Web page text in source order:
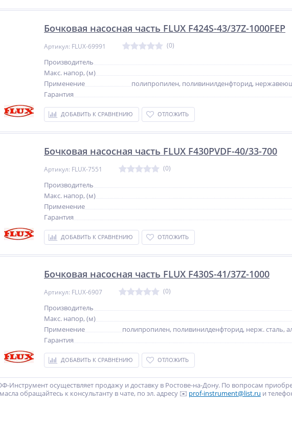
Бочковая насосная часть FLUX F424S-43/37Z-1000FEP
Артикул: FLUX-69991 (0)
Производитель
Макс. напор, (м)
Применение
полипропилен, поливинилденфторид,
Гарантия
ДОБАВИТЬ К СРАВНЕНИЮ ОТЛОЖИТЬ
Бочковая насосная часть FLUX F430PVDF-40/33-700
Артикул: FLUX-7551 (0)
Производитель
Макс. напор, (м)
Применение
Гарантия
ДОБАВИТЬ К СРАВНЕНИЮ ОТЛОЖИТЬ
Бочковая насосная часть FLUX F430S-41/37Z-1000
Артикул: FLUX-6907 (0)
Производитель
Макс. напор, (м)
Применение
полипропилен, поливинилденфторид, нерж. сталь,
Гарантия
ДОБАВИТЬ К СРАВНЕНИЮ ОТЛОЖИТЬ
Инструмент осуществляет продажу и доставку в Ростове-на-Дону. По вопросам
обращайтесь к консультанту в чате, по эл. адресу ✉️ prof-instrument@list.ru и